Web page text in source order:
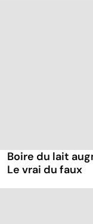
Boire du lait
Le vrai du faux